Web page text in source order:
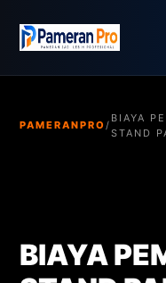
PAMERANPRO/
BIAYA
STAND
BIAYA